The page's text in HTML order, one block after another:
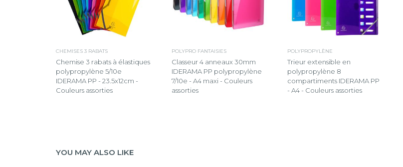
CHEMISES 3 RABATS
Chemise 3 rabats à élastiques
polypropylène 5/10e
IDERAMA PP - 23.5x12cm -
Couleurs assorties
POLYPRO FANTAISIES
Classeur 4 anneaux 30mm
IDERAMA PP polypropylène
7/10e - A4 maxi - Couleurs
assorties
POLYPROPYLÈNE
Trieur extensible en
polypropylène 8
compartiments IDERAMA PP
- A4 - Couleurs assorties
YOU MAY ALSO LIKE